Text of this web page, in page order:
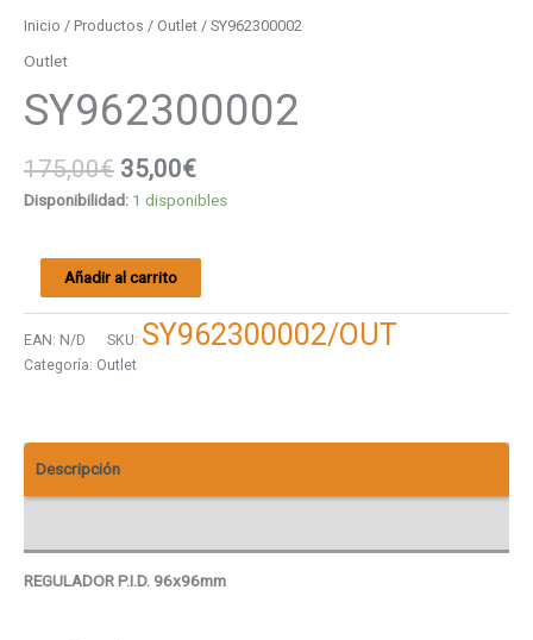
Inicio / Productos / Outlet / SY962300002
Outlet
SY962300002
175,00€ 35,00€
Disponibilidad: 1 disponibles
Añadir al carrito
EAN: N/D SKU: SY962300002/OUT
Categoría: Outlet
Descripción
REGULADOR P.I.D. 96x96mm